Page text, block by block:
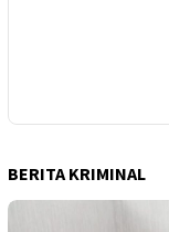
BERITA KRIMINAL